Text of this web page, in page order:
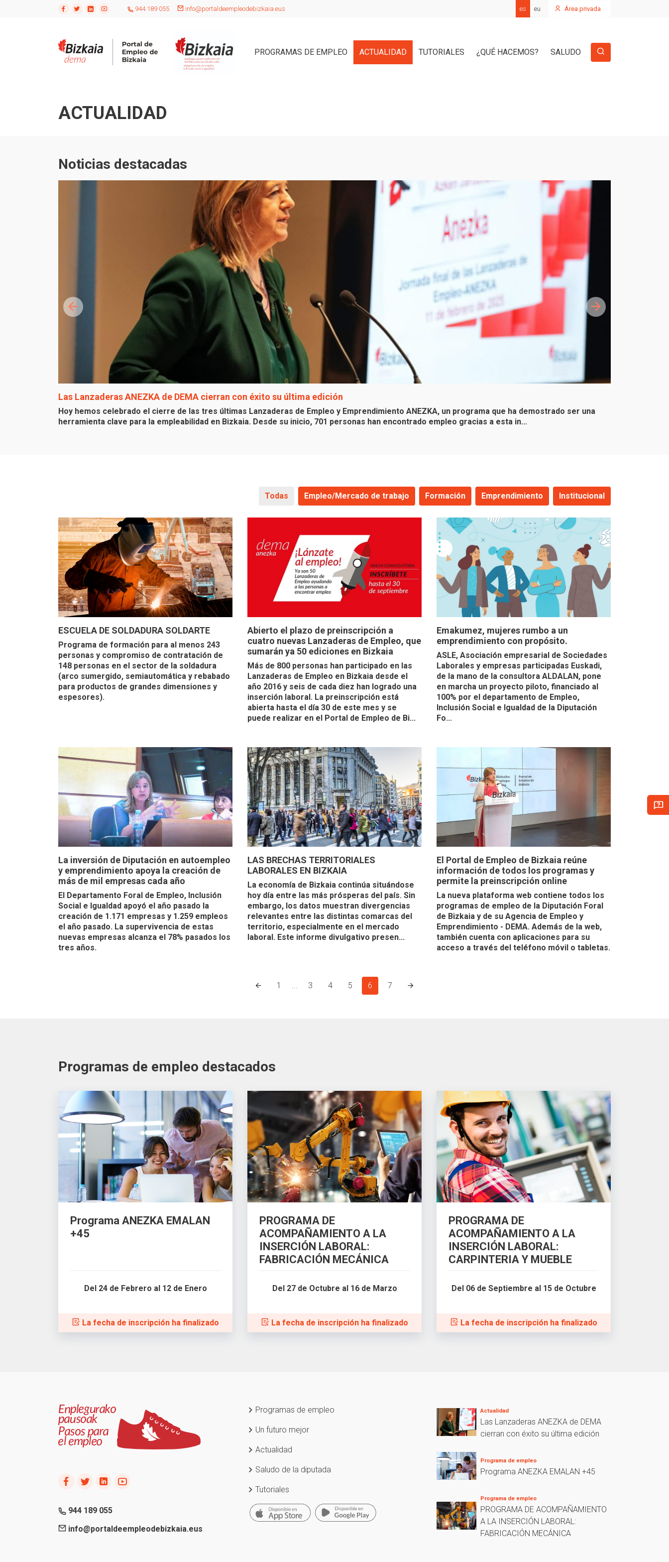
944 189 055 info@portaldeempleodebizkaia.eus es eu Área privada
PROGRAMAS DE EMPLEO ACTUALIDAD TUTORIALES ¿QUÉ HACEMOS? SALUDO
ACTUALIDAD
Noticias destacadas
Las Lanzaderas ANEZKA de DEMA cierran con éxito su última edición
Hoy hemos celebrado el cierre de las tres últimas Lanzaderas de Empleo y Emprendimiento ANEZKA, un programa que ha demostrado ser una
herramienta clave para la empleabilidad en Bizkaia. Desde su inicio, 701 personas han encontrado empleo gracias a esta in...
Todas Empleo/Mercado de trabajo Formación Emprendimiento Institucional
ESCUELA DE SOLDADURA SOLDARTE
Programa de formación para al menos 243
personas y compromiso de contratación de
148 personas en el sector de la soldadura
(arco sumergido, semiautomática y rebabado
para productos de grandes dimensiones y
espesores).
Abierto el plazo de preinscripción a
cuatro nuevas Lanzaderas de Empleo, que
sumarán ya 50 ediciones en Bizkaia
Más de 800 personas han participado en las
Lanzaderas de Empleo en Bizkaia desde el
año 2016 y seis de cada diez han logrado una
inserción laboral. La preinscripción está
abierta hasta el día 30 de este mes y se
puede realizar en el Portal de Empleo de Bi...
Emakumez, mujeres rumbo a un
emprendimiento con propósito.
ASLE, Asociación empresarial de Sociedades
Laborales y empresas participadas Euskadi,
de la mano de la consultora ALDALAN, pone
en marcha un proyecto piloto, financiado al
100% por el departamento de Empleo,
Inclusión Social e Igualdad de la Diputación
Fo...
La inversión de Diputación en autoempleo
y emprendimiento apoya la creación de
más de mil empresas cada año
El Departamento Foral de Empleo, Inclusión
Social e Igualdad apoyó el año pasado la
creación de 1.171 empresas y 1.259 empleos
el año pasado. La supervivencia de estas
nuevas empresas alcanza el 78% pasados los
tres años.
LAS BRECHAS TERRITORIALES
LABORALES EN BIZKAIA
La economía de Bizkaia continúa situándose
hoy día entre las más prósperas del país. Sin
embargo, los datos muestran divergencias
relevantes entre las distintas comarcas del
territorio, especialmente en el mercado
laboral. Este informe divulgativo presen...
El Portal de Empleo de Bizkaia reúne
información de todos los programas y
permite la preinscripción online
La nueva plataforma web contiene todos los
programas de empleo de la Diputación Foral
de Bizkaia y de su Agencia de Empleo y
Emprendimiento - DEMA. Además de la web,
también cuenta con aplicaciones para su
acceso a través del teléfono móvil o tabletas.
1 ... 3 4 5 6 7
Programas de empleo destacados
Programa ANEZKA EMALAN
+45
Del 24 de Febrero al 12 de Enero
La fecha de inscripción ha finalizado
PROGRAMA DE
ACOMPAÑAMIENTO A LA
INSERCIÓN LABORAL:
FABRICACIÓN MECÁNICA
Del 27 de Octubre al 16 de Marzo
La fecha de inscripción ha finalizado
PROGRAMA DE
ACOMPAÑAMIENTO A LA
INSERCIÓN LABORAL:
CARPINTERIA Y MUEBLE
Del 06 de Septiembre al 15 de Octubre
La fecha de inscripción ha finalizado
944 189 055
info@portaldeempleodebizkaia.eus
Programas de empleo
Un futuro mejor
Actualidad
Saludo de la diputada
Tutoriales
Actualidad
Las Lanzaderas ANEZKA de DEMA
cierran con éxito su última edición
Programa de empleo
Programa ANEZKA EMALAN +45
Programa de empleo
PROGRAMA DE ACOMPAÑAMIENTO
A LA INSERCIÓN LABORAL:
FABRICACIÓN MECÁNICA